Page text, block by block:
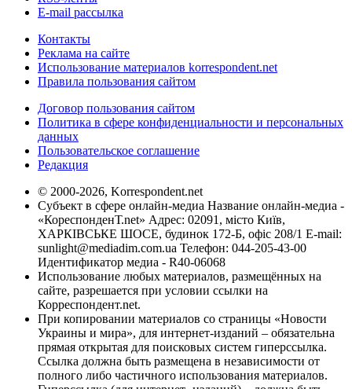
E-mail рассылка
Контакты
Реклама на сайте
Использование материалов korrespondent.net
Правила пользования сайтом
Договор пользования сайтом
Политика в сфере конфиденциальности и персональных
данных
Пользовательское соглашение
Редакция
© 2000-2026, Korrespondent.net
Субъект в сфере онлайн-медиа Название онлайн-медиа -
«КореспонденТ.net» Адрес: 02091, місто Київ,
ХАРКІВСЬКЕ ШОСЕ, будинок 172-Б, офіс 208/1 E-mail:
sunlight@mediadim.com.ua Телефон: 044-205-43-00
Идентификатор медиа - R40-06068
Использование любых материалов, размещённых на
сайте, разрешается при условии ссылки на
Корреспондент.net.
При копировании материалов со страницы «Новости
Украины и мира», для интернет-изданий – обязательна
прямая открытая для поисковых систем гиперссылка.
Ссылка должна быть размещена в независимости от
полного либо частичного использования материалов.